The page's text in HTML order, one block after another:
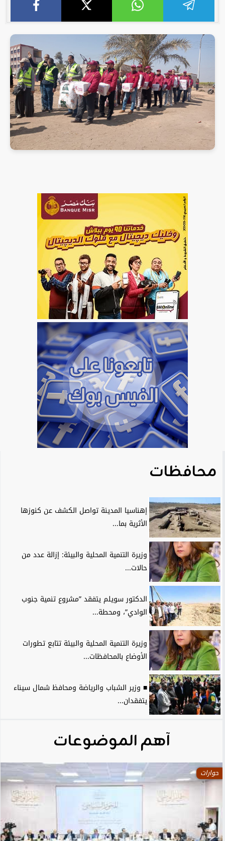
محافظات
إهناسيا المدينة تواصل الكشف عن كنوزها
الأثرية بما...
وزيرة التنمية المحلية والبيئة: إزالة عدد من
حالات...
الدكتور سويلم يتفقد ”مشروع تنمية جنوب
الوادي”، ومحطة...
وزيرة التنمية المحلية والبيئة تتابع تطورات
الأوضاع بالمحافظات...
■ وزير الشباب والرياضة ومحافظ شمال سيناء
يتفقدان...
آهم الموضوعات
حوارات